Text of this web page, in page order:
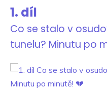
1. díl
Co se stalo v
tunelu? Minutu po